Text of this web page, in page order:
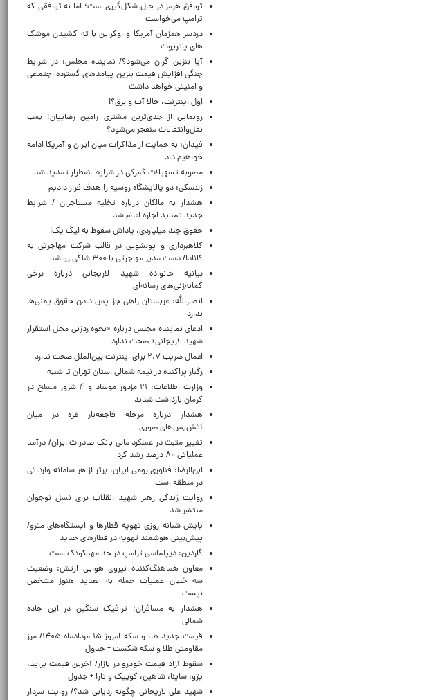
توافق هرمز در حال شکل‌گیری است؛ اما نه توافقی که
ترامپ می‌خواست
دردسر همزمان آمریکا و اوکراین با ته کشیدن موشک
های پاتریوت
آیا بنزین گران می‌شود؟/ نماینده مجلس: در شرایط
جنگی افزایش قیمت بنزین پیامدهای گسترده اجتماعی
و امنیتی خواهد داشت
اول اینترنت، حالا آب و برق؟!
رونمایی از جدی‌ترین مشتری رامین رضاییان؛ بمب
نقل‌وانتقالات منفجر می‌شود؟
فیدان: به حمایت از مذاکرات میان ایران و آمریکا ادامه
خواهیم داد
مصوبه تسهیلات گمرکی در شرایط اضطرار تمدید شد
زلنسکی: دو پالایشگاه روسیه را هدف قرار دادیم
هشدار به مالکان درباره تخلیه مستاجران / شرایط
جدید تمدید اجاره اعلام شد
حقوق چند میلیاردی، پاداش سقوط به لیگ یک!
کلاهبرداری و پولشویی در قالب شرکت مهاجرتی به
کانادا/ دست مدیر مهاجرتی با ۳۰۰ شاکی رو شد
بیانیه خانواده شهید لاریجانی درباره برخی
گمانه‌زنی‌های رسانه‌ای
انصارالله: عربستان راهی جز پس دادن حقوق یمنی‌ها
ندارد
ادعای نماینده مجلس درباره «نحوه ردزنی محل استقرار
شهید لاریجانی» صحت ندارد
اعمال ضریب ۲.۷ برای اینترنت بین‌الملل صحت ندارد
رگبار پراکنده در نیمه شمالی استان تهران تا شنبه
وزارت اطلاعات: ۲۱ مزدور موساد و ۴ شرور مسلح در
کرمان بازداشت شدند
هشدار درباره مرحله فاجعه‌بار غزه در میان
آتش‌بس‌های صوری
تغییر مثبت در عملکرد مالی بانک صادرات ایران/ درآمد
عملیاتی ۸۰ درصد رشد کرد
ابن‌الرضا: فناوری بومی ایران، برتر از هر سامانه وارداتی
در منطقه است
روایت زندگی رهبر شهید انقلاب برای نسل نوجوان
منتشر شد
پایش شبانه روزی تهویه قطارها و ایستگاه‌های مترو/
پیش‌بینی هوشمند تهویه در قطارهای جدید
گاردین: دیپلماسی ترامپ در حد مهدکودک است
معاون هماهنگ‌کننده نیروی هوایی ارتش: وضعیت
سه خلبان عملیات حمله به العدید هنوز مشخص
نیست
هشدار به مسافران؛ ترافیک سنگین در این جاده
شمالی
قیمت جدید طلا و سکه امروز ۱۵ مردادماه ۱۴۰۵/ مرز
مقاومتی طلا و سکه شکست + جدول
سقوط آزاد قیمت خودرو در بازار/ آخرین قیمت پراید،
پژو، ساینا، شاهین، کوییک و تارا + جدول
شهید علی لاریجانی چگونه ردیابی شد؟/ روایت سردار